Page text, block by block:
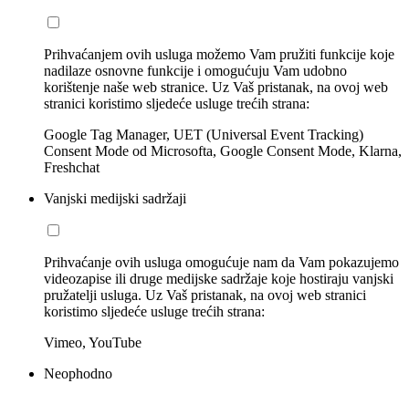
Prihvaćanjem ovih usluga možemo Vam pružiti funkcije koje
nadilaze osnovne funkcije i omogućuju Vam udobno
korištenje naše web stranice. Uz Vaš pristanak, na ovoj web
stranici koristimo sljedeće usluge trećih strana:
Google Tag Manager, UET (Universal Event Tracking)
Consent Mode od Microsofta, Google Consent Mode, Klarna,
Freshchat
Vanjski medijski sadržaji
Prihvaćanje ovih usluga omogućuje nam da Vam pokazujemo
videozapise ili druge medijske sadržaje koje hostiraju vanjski
pružatelji usluga. Uz Vaš pristanak, na ovoj web stranici
koristimo sljedeće usluge trećih strana:
Vimeo, YouTube
Neophodno